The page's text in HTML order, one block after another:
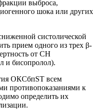
выброса,
шока или других
систолической
прием одного из трех β-
от СН
и бисопролол).
ОКСбпST всем
противопоказаниями к
определить их